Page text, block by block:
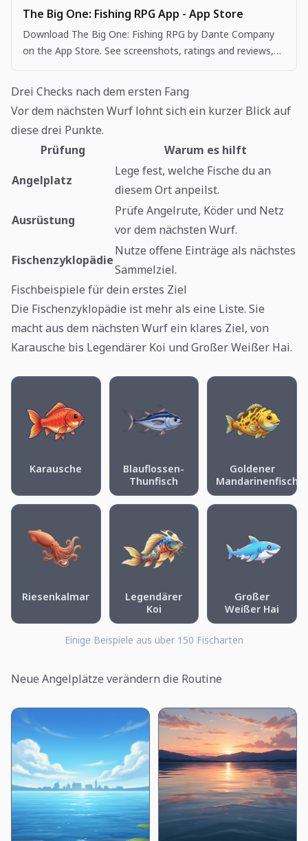
The Big One: Fishing RPG App - App Store
Download The Big One: Fishing RPG by Dante Company
on the App Store. See screenshots, ratings and reviews,
Drei Checks nach dem ersten Fang
Vor dem nächsten Wurf lohnt sich ein kurzer Blick auf
diese drei Punkte.
Prüfung
Warum es hilft
Angelplatz
Lege fest, welche Fische du an
diesem Ort anpeilst.
Ausrüstung
Prüfe Angelrute, Köder und Netz
vor dem nächsten Wurf.
Fischenzyklopädie
Nutze offene Einträge als nächstes
Sammelziel.
Fischbeispiele für dein erstes Ziel
Die Fischenzyklopädie ist mehr als eine Liste. Sie
macht aus dem nächsten Wurf ein klares Ziel, von
Karausche bis Legendärer Koi und Großer Weißer Hai.
Karausche
Blauflossen-
Thunfisch
Goldener
Mandarinenfisch
Riesenkalmar
Legendärer
Koi
Großer
Weißer Hai
Einige Beispiele aus über 150 Fischarten
Neue Angelplätze verändern die Routine